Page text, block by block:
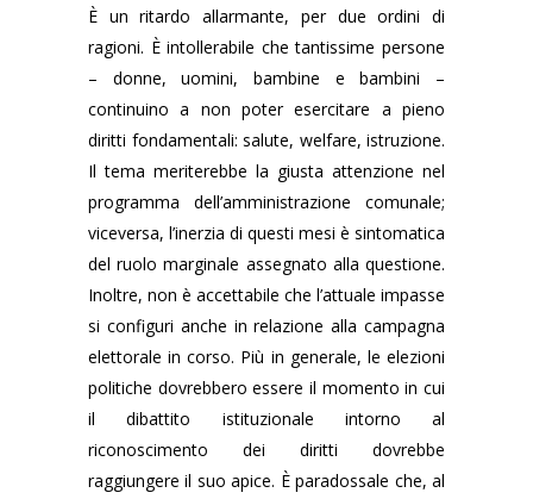
È un ritardo allarmante, per due ordini di
ragioni. È intollerabile che tantissime persone
– donne, uomini, bambine e bambini –
continuino a non poter esercitare a pieno
diritti fondamentali: salute, welfare, istruzione.
Il tema meriterebbe la giusta attenzione nel
programma dell’amministrazione comunale;
viceversa, l’inerzia di questi mesi è sintomatica
del ruolo marginale assegnato alla questione.
Inoltre, non è accettabile che l’attuale impasse
si configuri anche in relazione alla campagna
elettorale in corso. Più in generale, le elezioni
politiche dovrebbero essere il momento in cui
il dibattito istituzionale intorno al
riconoscimento dei diritti dovrebbe
raggiungere il suo apice. È paradossale che, al